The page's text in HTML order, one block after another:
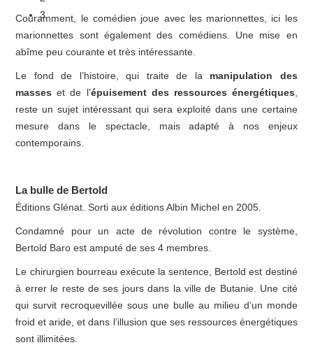
3
Couramment, le comédien joue avec les marionnettes, ici les
marionnettes sont également des comédiens. Une mise en
abîme peu courante et très intéressante.
Le fond de l’histoire, qui traite de la manipulation des
masses et de l’épuisement des ressources énergétiques
reste un sujet intéressant qui sera exploité dans une certaine
mesure dans le spectacle, mais adapté à nos enjeux
contemporains.
La bulle de Bertold
Éditions Glénat. Sorti aux éditions Albin Michel en 2005.
Condamné pour un acte de révolution contre le système,
Bertold Baro est amputé de ses 4 membres.
Le chirurgien bourreau exécute la sentence, Bertold est destiné
à errer le reste de ses jours dans la ville de Butanie. Une cité
qui survit recroquevillée sous une bulle au milieu d’un monde
froid et aride, et dans l’illusion que ses ressources énergétiques
sont illimitées.